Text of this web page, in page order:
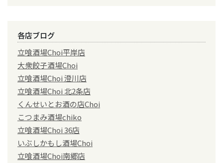
各店ブログ
立喰酒場Choi平岸店
大衆餃子酒場Choi
立喰酒場Choi 澄川店
立喰酒場Choi 北2条店
くんせいとお酒の店Choi
こつまみ酒場chiko
立喰酒場Choi 36店
いぶしかもし酒場Choi
立喰酒場Choi南郷店